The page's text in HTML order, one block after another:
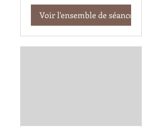
Voir l'ensemble de séances